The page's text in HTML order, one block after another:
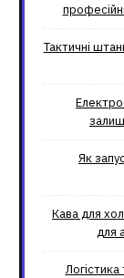
Тактичні
Як
Кава для
для